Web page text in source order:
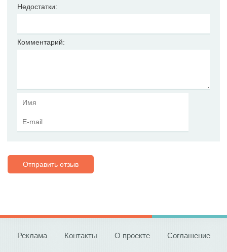
Недостатки:
Комментарий:
Отправить отзыв
Реклама Контакты О проекте Соглашение